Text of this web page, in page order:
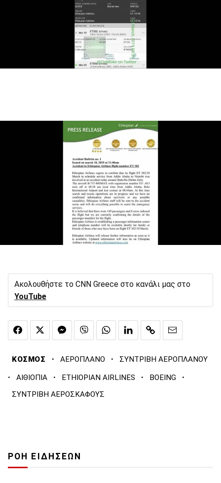
Ακολουθήστε το CNN Greece στο κανάλι μας στο
YouTube
ΚΟΣΜΟΣ · ΑΕΡΟΠΛΑΝΟ · ΣΥΝΤΡΙΒΗ ΑΕΡΟΠΛΑΝΟΥ
· ΑΙΘΙΟΠΙΑ · ETHIOPIAN AIRLINES · BOEING ·
ΣΥΝΤΡΙΒΗ ΑΕΡΟΣΚΑΦΟΥΣ
ΡΟΗ ΕΙΔΗΣΕΩΝ